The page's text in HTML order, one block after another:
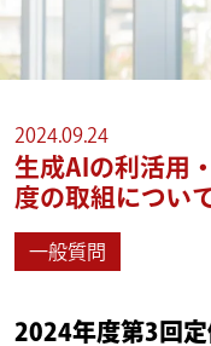
2024.09.24
生成AIの利活用
度の取組につい
一般質問
2024年度第3回定